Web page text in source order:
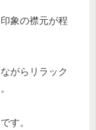
象の襟元が程
がらリラック
す。